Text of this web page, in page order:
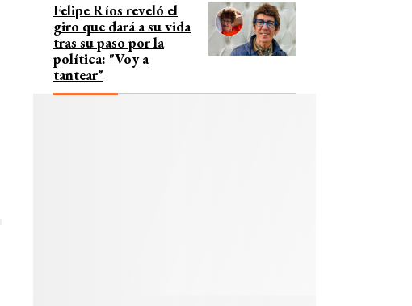
Felipe Ríos reveló el
giro que dará a su vida
tras su paso por la
política: "Voy a
tantear"